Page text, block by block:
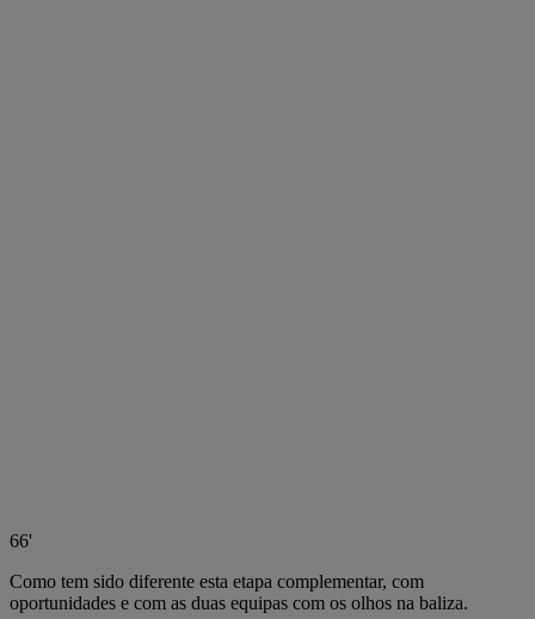
66'
Como tem sido diferente esta etapa complementar, com
oportunidades e com as duas equipas com os olhos na baliza.